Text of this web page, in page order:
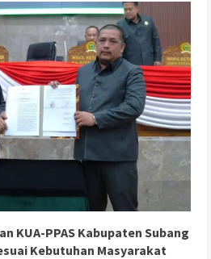
KUA-PPAS Kabupaten Subang
Kebutuhan Masyarakat